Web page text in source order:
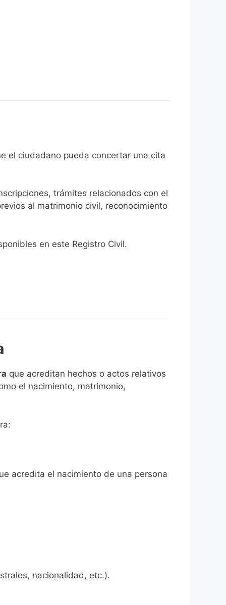
el ciudadano pueda concertar una cita
trámites relacionados con el
al matrimonio civil, reconocimiento
en este Registro Civil.​
que acreditan hechos o actos relativos
el nacimiento, matrimonio,
acredita el nacimiento de una persona
nacionalidad, etc.).